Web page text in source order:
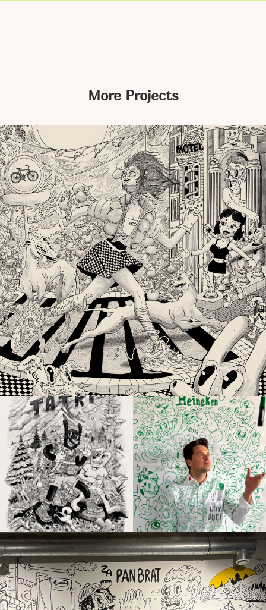
More Projects
Products,Illustration, Design
Products ,
Illustration